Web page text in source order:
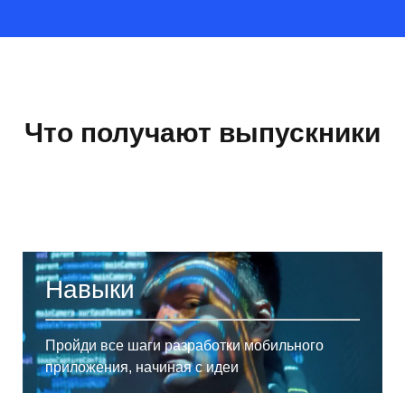
Что получают выпускники
Навыки
Пройди все шаги разработки мобильного
приложения, начиная с идеи